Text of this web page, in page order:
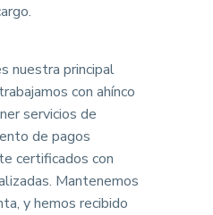
nuestra principal
con ahínco
servicios de
de pagos
certificados con
Mantenemos
y hemos recibido